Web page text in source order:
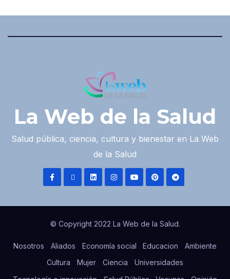
La Web de la Salud
Salud pública, ciencia, cultura y bienestar en La Web
de la Salud
© Copyright 2022 La Web de la Salud.
Nosotros Aliados Economía social Educacion
Ambiente
Cultura
Mujer Ciencia
Universidades